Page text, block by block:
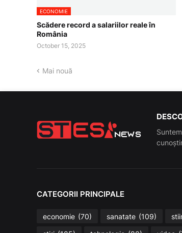
ECONOMIE
Scădere record a salariilor reale în
România
October 15, 2025
Mai nouă
CATEGORII PRINCIPALE
economie (70) sanatate (109)